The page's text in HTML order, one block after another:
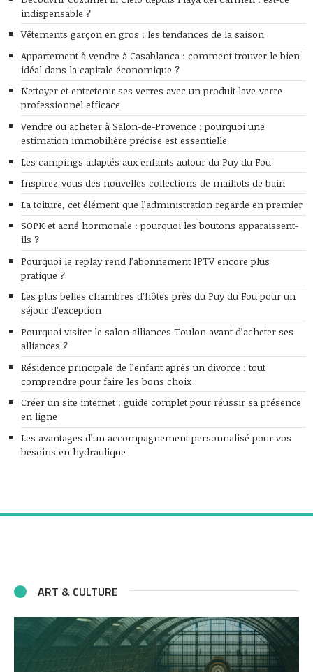
indispensable ?
Vêtements garçon en gros : les tendances de la saison
Appartement à vendre à Casablanca : comment trouver le bien
idéal dans la capitale économique ?
Nettoyer et entretenir ses verres avec un produit lave-verre
professionnel efficace
Vendre ou acheter à Salon-de-Provence : pourquoi une
estimation immobilière précise est essentielle
Les campings adaptés aux enfants autour du Puy du Fou
Inspirez-vous des nouvelles collections de maillots de bain
La toiture, cet élément que l’administration regarde en premier
SOPK et acné hormonale : pourquoi les boutons apparaissent-
ils ?
Pourquoi le replay rend l’abonnement IPTV encore plus
pratique ?
Les plus belles chambres d’hôtes près du Puy du Fou pour un
séjour d’exception
Pourquoi visiter le salon alliances Toulon avant d’acheter ses
alliances ?
Résidence principale de l’enfant après un divorce : tout
comprendre pour faire les bons choix
Créer un site internet : guide complet pour réussir sa présence
en ligne
Les avantages d’un accompagnement personnalisé pour vos
besoins en hydraulique
ART & CULTURE